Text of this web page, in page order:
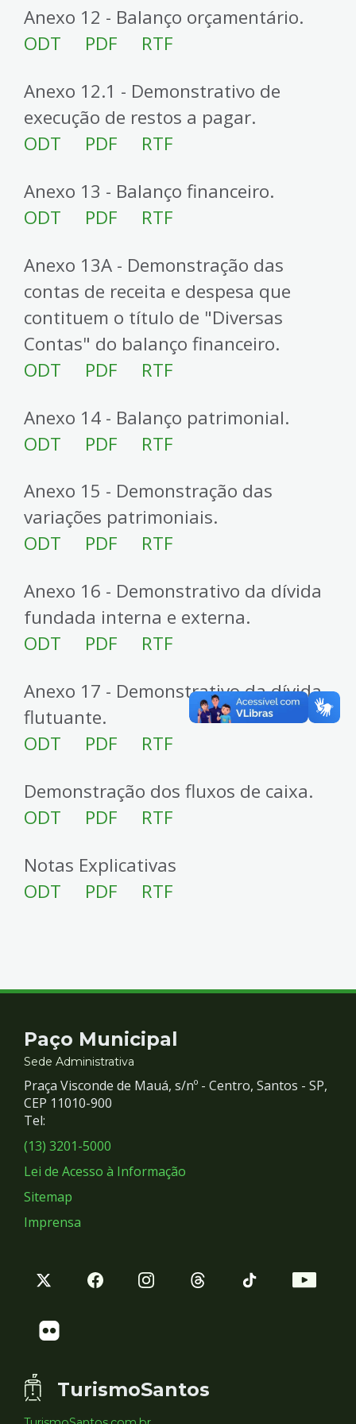
Acessibilidade
Anexo 12 - Balanço orçamentário.
ODT
PDF
RTF
Anexo 12.1 - Demonstrativo de
execução de restos a pagar.
ODT
PDF
RTF
Anexo 13 - Balanço financeiro.
ODT
PDF
RTF
Anexo 13A - Demonstração das
contas de receita e despesa que
contituem o título de "Diversas
Contas" do balanço financeiro.
ODT
PDF
RTF
Anexo 14 - Balanço patrimonial.
ODT
PDF
RTF
Anexo 15 - Demonstração das
variações patrimoniais.
ODT
PDF
RTF
Anexo 16 - Demonstrativo da dívida
fundada interna e externa.
ODT
PDF
RTF
Anexo 17 - Demonstrativo da dívida
flutuante.
ODT
PDF
RTF
Demonstração dos fluxos de caixa.
ODT
PDF
RTF
Notas Explicativas
ODT
PDF RTF
Contato
e
Redes
Sociais
Paço Municipal
Sede Administrativa
Praça Visconde de Mauá, s/nº - Centro, Santos - SP,
CEP 11010-900
Tel:
(13) 3201-5000
Lei de Acesso à Informação
Sitemap
Imprensa
TurismoSantos